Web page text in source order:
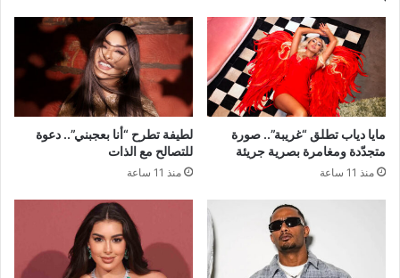
مايا دياب تطلق “غريبة”.. صورة
متجدّدة ومغامرة بصرية جريئة
منذ 11 ساعة
لطيفة تطرح “أنا بعجبني”.. دعوة
للتصالح مع الذات
منذ 11 ساعة